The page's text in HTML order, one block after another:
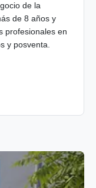
de la
de 8 años y
profesionales en
y posventa.